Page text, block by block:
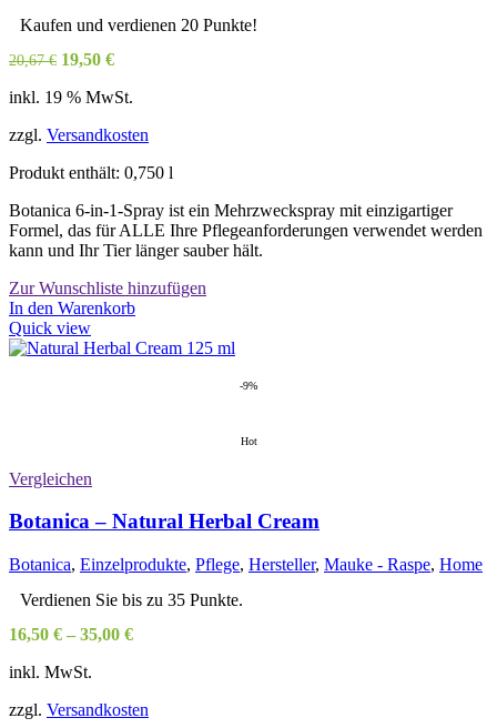
Kaufen und verdienen 20 Punkte!
20,67€ Ursprünglicher
war:
19,50 €Aktueller
ist:
inkl. 19 % MwSt.
zzgl. Versandkosten
Produkt enthält: 0,750 l
Botanica 6-in-1-Spray ist ein Mehrzweckspray mit einzigartiger
Formel, das für ALLE Ihre Pflegeanforderungen verwendet werden
kann und Ihr Tier länger sauber hält.
Zur Wunschliste hinzufügen
In den Warenkorb
Quick view
-9%
Hot
Vergleichen
Botanica – Natural Herbal Cream
Botanica, Einzelprodukte, Pflege, Hersteller, Mauke - Raspe, Home
Verdienen Sie bis zu 35 Punkte.
16,50 € – 35,00 €
inkl. MwSt.
zzgl. Versandkosten